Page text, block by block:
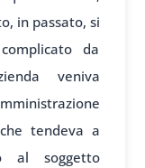
in passato, si
da
veniva
tendeva a
al soggetto